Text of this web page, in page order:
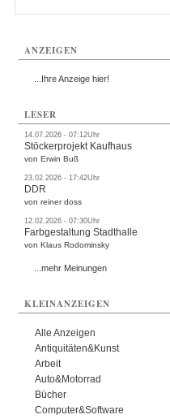
ANZEIGEN
...Ihre Anzeige hier!
LESER
14.07.2026 - 07:12Uhr
Stöckerprojekt Kaufhaus
von Erwin Buß
23.02.2026 - 17:42Uhr
DDR
von reiner doss
12.02.2026 - 07:30Uhr
Farbgestaltung Stadthalle
von Klaus Rodominsky
...mehr Meinungen
KLEINANZEIGEN
Alle Anzeigen
Antiquitäten&Kunst
Arbeit
Auto&Motorrad
Bücher
Computer&Software